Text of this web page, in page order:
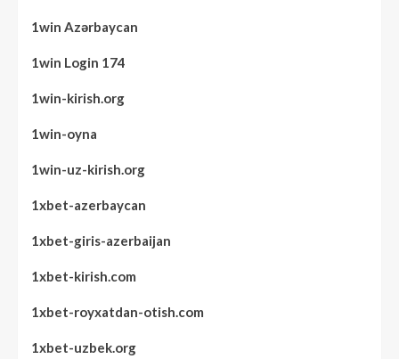
1win Azərbaycan
1win Login 174
1win-kirish.org
1win-oyna
1win-uz-kirish.org
1xbet-azerbaycan
1xbet-giris-azerbaijan
1xbet-kirish.com
1xbet-royxatdan-otish.com
1xbet-uzbek.org